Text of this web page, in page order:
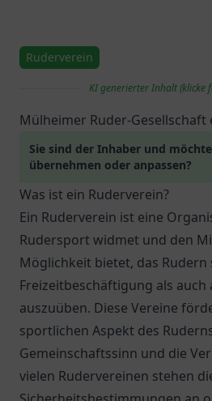
Ruderverein
KI generierter Inhalt (klicke
Mülheimer Ruder-Gesellschaft
Sie sind der Inhaber und
übernehmen oder anpassen?
Was ist ein Ruderverein?
Ein Ruderverein ist eine
Rudersport widmet und den
Möglichkeit bietet, das Rudern
Freizeitbeschäftigung als
auszuüben. Diese Vereine
sportlichen Aspekt des
Gemeinschaftssinn und die
vielen Rudervereinen stehen